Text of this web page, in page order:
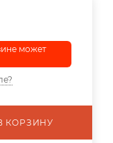
может
КОРЗИНУ